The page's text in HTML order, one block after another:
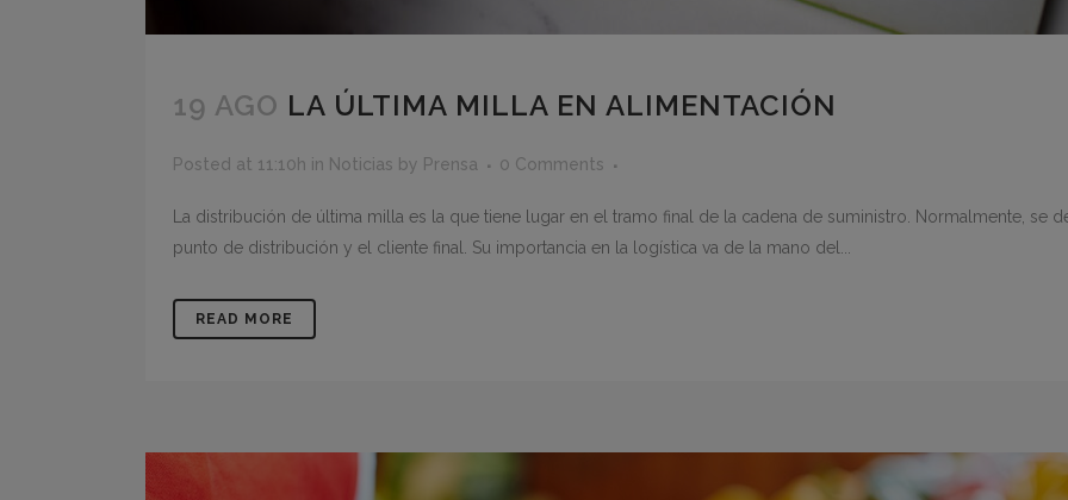
19 AGO LA ÚLTIMA MILLA EN ALIMENTACIÓN
Posted at 11:10h in Noticias by Prensa 0 Comments
La distribución de última milla es la que tiene lugar en el tramo final de la cadena de suministro. Normalmente, se
punto de distribución y el cliente final. Su importancia en la logística va de la mano del...
READ MORE